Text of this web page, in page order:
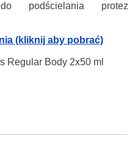
podścielania protez
(kliknij aby pobrać)
Regular Body 2x50 ml